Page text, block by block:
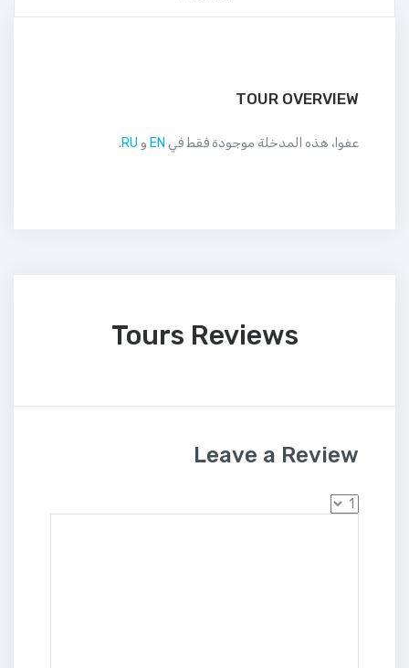
TOUR OVERVIEW
عفوا، هذه المدخلة موجودة فقط في EN و RU
.
Tours Reviews
Leave a Review